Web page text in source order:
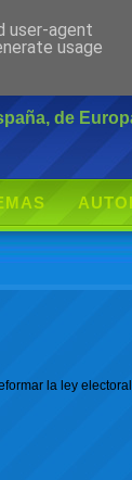
de
la ley electoral
user-agent
usage